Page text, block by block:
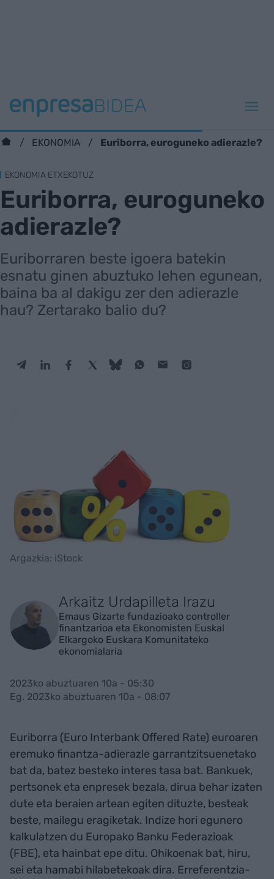
EKONOMIA Euriborra, euroguneko adierazle?
EKONOMIA ETXEKOTUZ
Euriborra, euroguneko
adierazle?
Euriborraren beste igoera batekin
esnatu ginen abuztuko lehen egunean,
baina ba al dakigu zer den adierazle
hau? Zertarako balio du?
Argazkia: iStock
Arkaitz Urdapilleta Irazu
Emaus Gizarte fundazioako controller
finantzarioa eta Ekonomisten Euskal
Elkargoko Euskara Komunitateko
ekonomialaria
2023ko abuztuaren 10a - 05:30
Eg. 2023ko abuztuaren 10a - 08:07
Euriborra (Euro Interbank Offered Rate) euroaren
eremuko finantza-adierazle garrantzitsuenetako
bat da, batez besteko interes tasa bat. Bankuek,
pertsonek eta enpresek bezala, dirua behar izaten
dute eta beraien artean egiten dituzte, besteak
beste, mailegu eragiketak. Indize hori egunero
kalkulatzen du Europako Banku Federazioak
(FBE), eta hainbat epe ditu. Ohikoenak bat, hiru,
sei eta hamabi hilabetekoak dira. Erreferentzia-